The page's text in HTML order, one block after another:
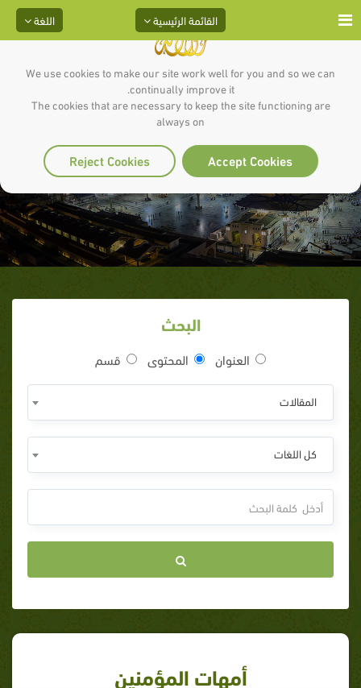
We use cookies to make our site work well for you and so we can
continually improve it.
The cookies that are necessary to keep the site functioning are
always on
Accept Cookies
Reject Cookies
اللغة القائمة الرئيسية
أمهات المؤمنين
البحث
العنوان المحتوى قسم
المقالات
كل اللغات
أمهات المؤمنين